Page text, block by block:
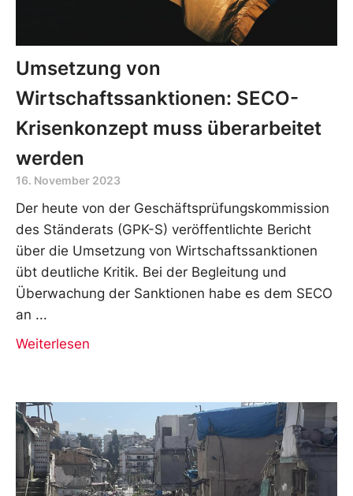
Umsetzung von
Wirtschaftssanktionen: SECO-
Krisenkonzept muss überarbeitet
werden
16. November 2023
Der heute von der Geschäftsprüfungskommission
des Ständerats (GPK-S) veröffentlichte Bericht
über die Umsetzung von Wirtschaftssanktionen
übt deutliche Kritik. Bei der Begleitung und
Überwachung der Sanktionen habe es dem SECO
an
Weiterlesen